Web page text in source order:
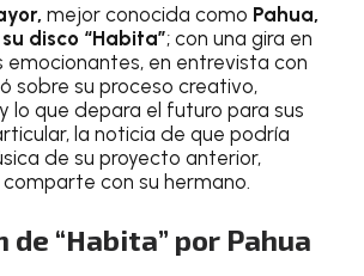
mejor conocida como Pahua,
disco “Habita”; con una gira en
emocionantes, en entrevista con
sobre su proceso creativo,
lo que depara el futuro para sus
la noticia de que podría
de su proyecto anterior,
con su hermano.
de “Habita” por Pahua